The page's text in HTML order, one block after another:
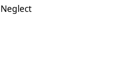
Neglect